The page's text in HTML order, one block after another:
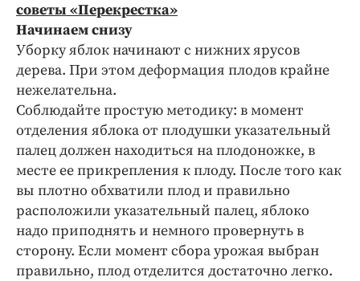
cоветы «Перекрестка»
Начинаем снизу
Уборку яблок начинают с нижних ярусов
дерева. При этом деформация плодов крайне
нежелательна.
Соблюдайте простую методику: в момент
отделения яблока от плодушки указательный
палец должен находиться на плодоножке, в
месте ее прикрепления к плоду. После того как
вы плотно обхватили плод и правильно
расположили указательный палец, яблоко
надо приподнять и немного провернуть в
сторону. Если момент сбора урожая выбран
правильно, плод отделится достаточно легко.